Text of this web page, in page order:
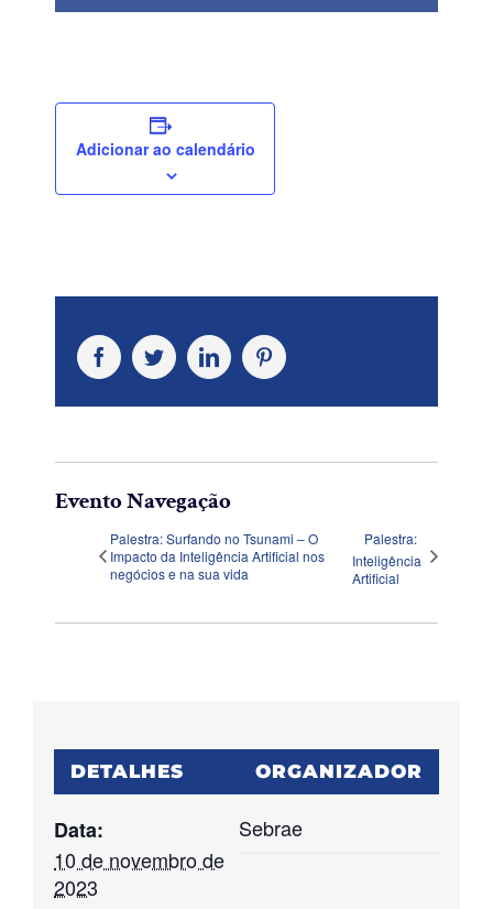
Adicionar ao calendário
FacebookTwitterLinkedInPinterest
Evento Navegação
Palestra: Surfando no Tsunami – O
Impacto da Inteligência Artificial nos
negócios e na sua vida
Palestra:
Inteligência
Artificial
DETALHES
Data:
10 de novembro de
2023
ORGANIZADOR
Sebrae